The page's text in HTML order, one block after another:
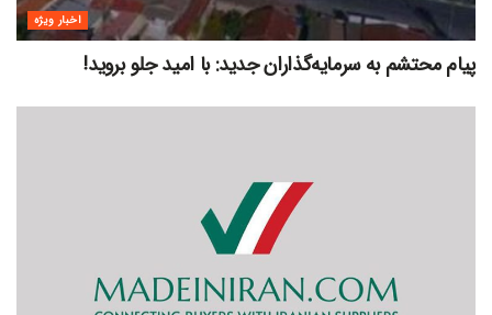
اخبار ویژه
پیام محتشم به سرمایه‌گذاران جدید: با امید جلو بروید!